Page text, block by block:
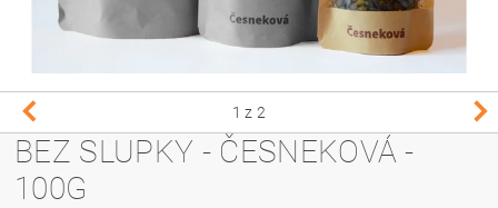
1 z 2
BEZ SLUPKY - ČESNEKOVÁ -
100G